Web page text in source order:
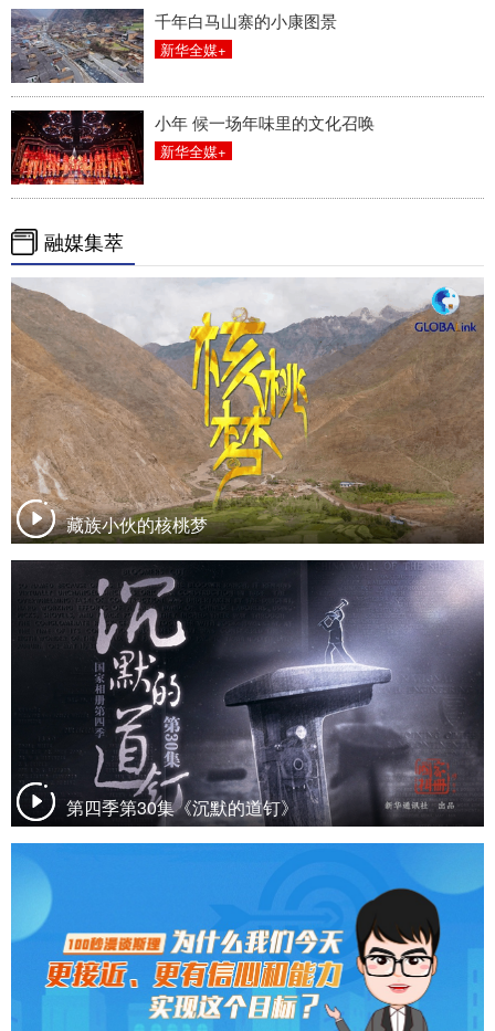
千年白马山寨的小康图景
新华全媒+
小年 候一场年味里的文化召唤
新华全媒+
融媒集萃
藏族小伙的核桃梦
第四季第30集《沉默的道钉》